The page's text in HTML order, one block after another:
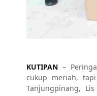
KUTIPAN –
cukup meriah,
Tanjungpinang,